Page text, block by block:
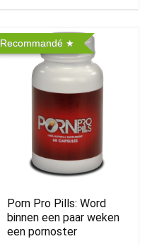
Recommandé
Porn Pro Pills: Word
binnen een paar weken
een pornoster